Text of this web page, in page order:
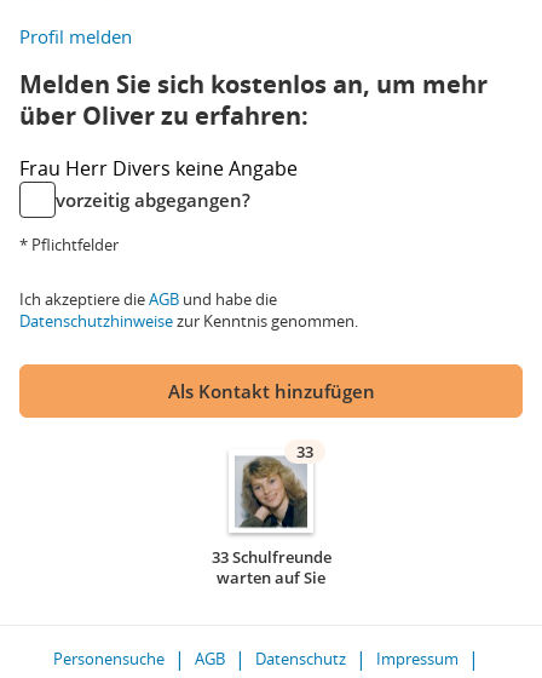
Profil melden
Melden Sie sich kostenlos an, um mehr
über Oliver zu erfahren:
Frau Herr Divers keine Angabe
vorzeitig abgegangen?
* Pflichtfelder
Ich akzeptiere dieAGB und habe die
Datenschutzhinweisezur Kenntnis genommen.
Als Kontakt hinzufügen
33
33 Schulfreunde
warten auf Sie
Personensuche AGB Datenschutz
Impressum